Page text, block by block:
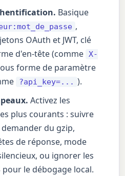
Basique
,
OAuth et JWT, clé
d'en-tête (comme
X-
forme de paramètre
?api_key=... ).
Activez les
plus courants : suivre
du gzip,
de réponse, mode
ou ignorer les
pour le débogage local.